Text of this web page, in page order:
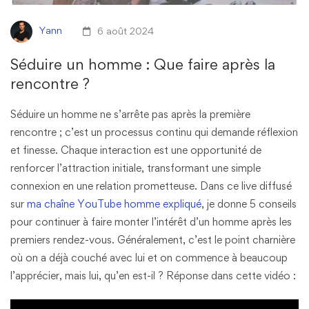
Yann 6 août 2024
Séduire un homme : Que faire après la
rencontre ?
Séduire un homme ne s’arrête pas après la première
rencontre ; c’est un processus continu qui demande réflexion
et finesse. Chaque interaction est une opportunité de
renforcer l’attraction initiale, transformant une simple
connexion en une relation prometteuse. Dans ce live diffusé
sur ma chaîne YouTube homme expliqué, je donne 5 conseils
pour continuer à faire monter l’intérêt d’un homme après les
premiers rendez-vous. Généralement, c’est le point charnière
où on a déjà couché avec lui et on commence à beaucoup
l’apprécier, mais lui, qu’en est-il ? Réponse dans cette vidéo :